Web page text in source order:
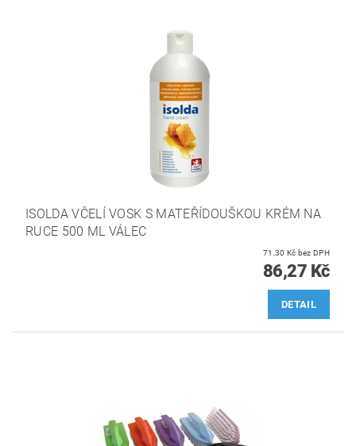
ISOLDA VČELÍ VOSK S MATEŘÍDOUŠKOU KRÉM NA
RUCE 500 ML VÁLEC
71,30 Kč bez DPH
86,27 Kč
DETAIL